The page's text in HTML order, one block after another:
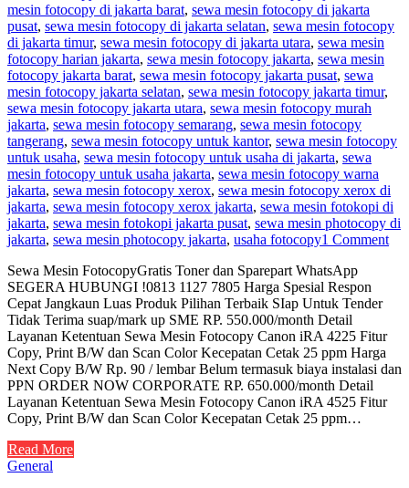
mesin fotocopy di jakarta barat, sewa mesin fotocopy di jakarta
pusat, sewa mesin fotocopy di jakarta selatan, sewa mesin fotocopy
di jakarta timur, sewa mesin fotocopy di jakarta utara, sewa mesin
fotocopy harian jakarta, sewa mesin fotocopy jakarta, sewa mesin
fotocopy jakarta barat, sewa mesin fotocopy jakarta pusat, sewa
mesin fotocopy jakarta selatan, sewa mesin fotocopy jakarta timur,
sewa mesin fotocopy jakarta utara, sewa mesin fotocopy murah
jakarta, sewa mesin fotocopy semarang, sewa mesin fotocopy
tangerang, sewa mesin fotocopy untuk kantor, sewa mesin fotocopy
untuk usaha, sewa mesin fotocopy untuk usaha di jakarta, sewa
mesin fotocopy untuk usaha jakarta, sewa mesin fotocopy warna
jakarta, sewa mesin fotocopy xerox, sewa mesin fotocopy xerox di
jakarta, sewa mesin fotocopy xerox jakarta, sewa mesin fotokopi di
jakarta, sewa mesin fotokopi jakarta pusat, sewa mesin photocopy di
jakarta, sewa mesin photocopy jakarta, usaha fotocopy1 Comment
Sewa Mesin FotocopyGratis Toner dan Sparepart WhatsApp
SEGERA HUBUNGI !0813 1127 7805 Harga Spesial Respon
Cepat Jangkaun Luas Produk Pilihan Terbaik SIap Untuk Tender
Tidak Terima suap/mark up SME RP. 550.000/month Detail
Layanan Ketentuan Sewa Mesin Fotocopy Canon iRA 4225 Fitur
Copy, Print B/W dan Scan Color Kecepatan Cetak 25 ppm Harga
Next Copy B/W Rp. 90 / lembar Belum termasuk biaya instalasi dan
PPN ORDER NOW CORPORATE RP. 650.000/month Detail
Layanan Ketentuan Sewa Mesin Fotocopy Canon iRA 4525 Fitur
Copy, Print B/W dan Scan Color Kecepatan Cetak 25 ppm…
Read More
General